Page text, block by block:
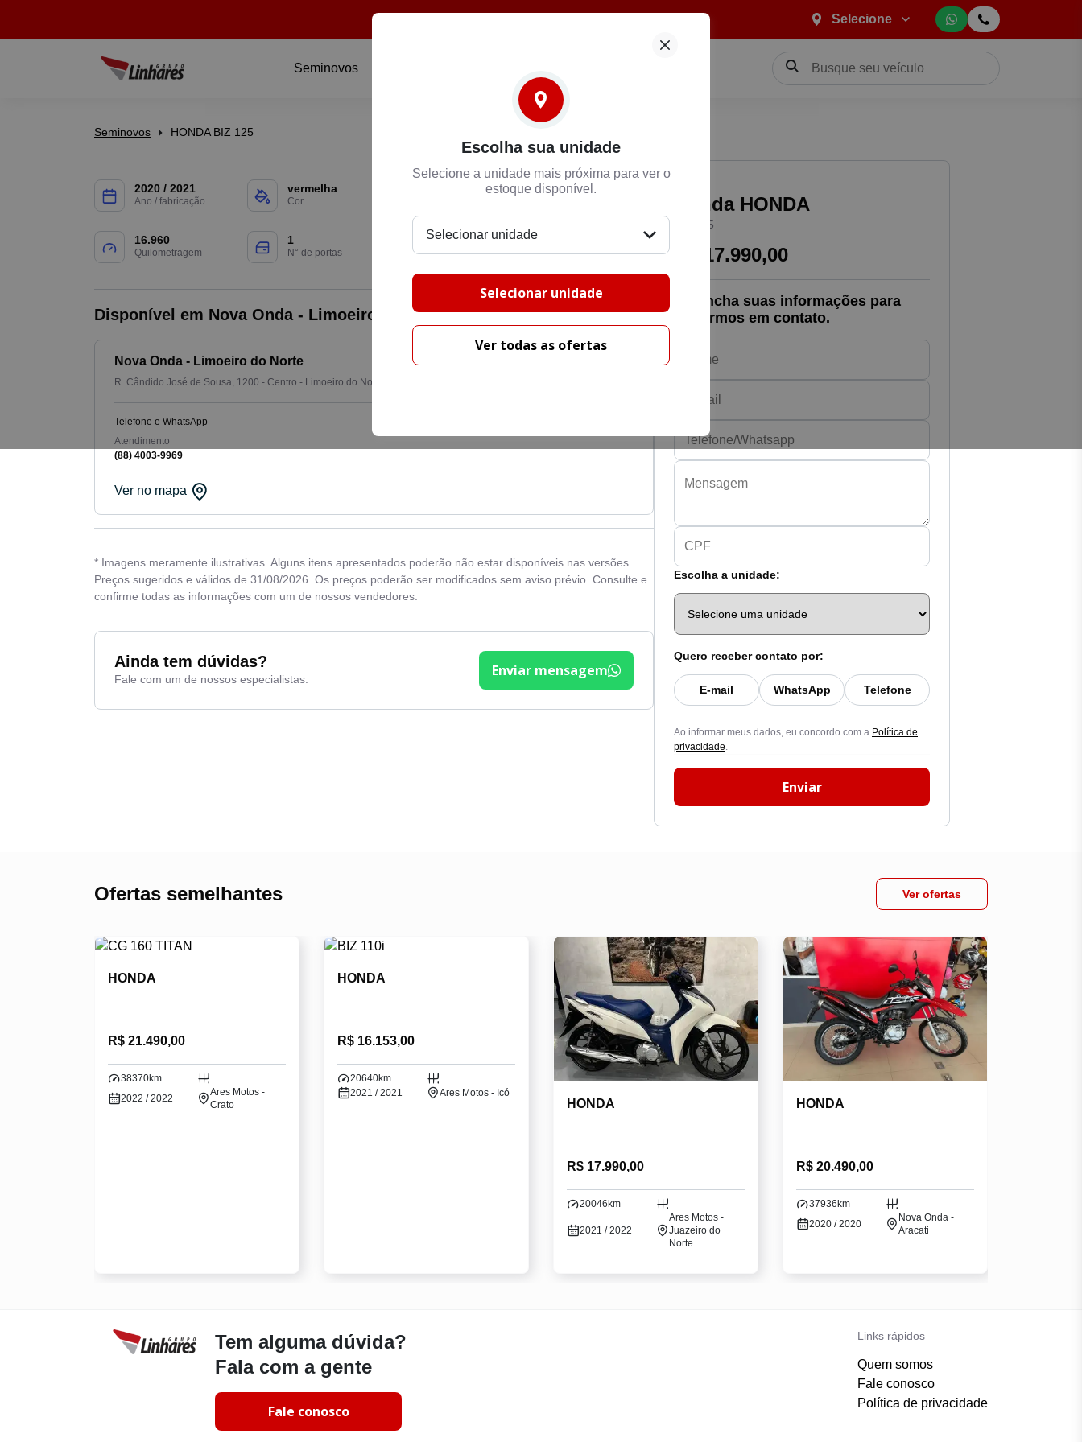
Selecione
Seminovos
Seminovos HONDA BIZ 125
2020 / 2021
Ano / fabricação
vermelha
Cor
4
16.960
Quilometragem
1
N° de portas
86
Final da placa
Disponível em Nova Onda - Limoeiro do Norte
Nova Onda - Limoeiro do Norte
R. Cândido José de Sousa, 1200 - Centro - Limoeiro do Norte-CE
Telefone e WhatsApp
Atendimento
(88) 4003-9969
Ver no mapa
* Imagens meramente ilustrativas. Alguns itens apresentados poderão não estar disponíveis nas versões.
Preços sugeridos e válidos de 31/08/2026. Os preços poderão ser modificados sem aviso prévio. Consulte e
confirme todas as informações com um de nossos vendedores.
Ainda tem dúvidas?
Fale com um de nossos especialistas.
Enviar mensagem
Honda HONDA
BIZ 125
R$ 17.990,00
Preencha suas informações para
entrarmos em contato.
Escolha a unidade:
Quero receber contato por:
E-mail WhatsApp Telefone
Ao informar meus dados, eu concordo com a Política de
privacidade.
Enviar
Ofertas semelhantes Ver ofertas
HONDA
R$ 21.490,00
38370km
2022 / 2022
Ares Motos -
Crato
HONDA
R$ 16.153,00
20640km
2021 / 2021
Ares Motos - Icó
HONDA
R$ 17.990,00
20046km
2021 / 2022
Ares Motos -
Juazeiro do
Norte
HONDA
R$ 20.490,00
37936km
2020 / 2020
Nova Onda -
Aracati
Tem alguma dúvida?
Fala com a gente
Fale conosco
Links rápidos
Quem somos
Fale conosco
Política de privacidade
Escolha sua unidade
Selecione a unidade mais próxima para ver o
estoque disponível.
Selecionar unidade
Selecionar unidade
Ver todas as ofertas